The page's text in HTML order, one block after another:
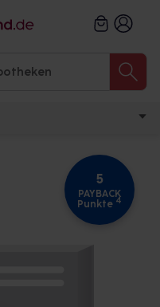
5
PAYBACK
Punkte 4